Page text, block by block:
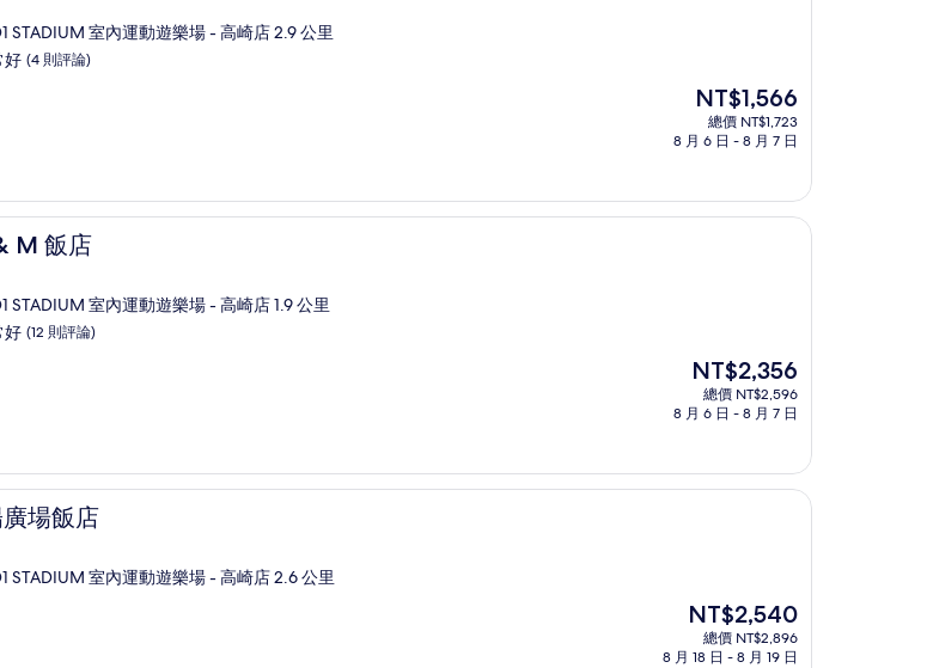
STADIUM 室內運動遊樂場 - 高崎店 2.9 公里
好 (4 則評論)
現
在
價
NT$1,566
NT$1,566
總價 NT$1,723
8 月 6 日 - 8 月 7 日
M 飯店
飯店
STADIUM 室內運動遊樂場 - 高崎店 1.9 公里
好 (12 則評論)
現
在
價
NT$2,356
NT$2,356
總價 NT$2,596
8 月 6 日 - 8 月 7 日
場飯店
飯店
STADIUM 室內運動遊樂場 - 高崎店 2.6 公里
現
價
NT$2,540
總價 NT$2,896
8 月 18 日 - 8 月 19 日